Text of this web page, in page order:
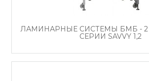
ЛАМИНАРНЫЕ СИСТЕМЫ БМБ -
СЕРИИ SAVVY 1,2